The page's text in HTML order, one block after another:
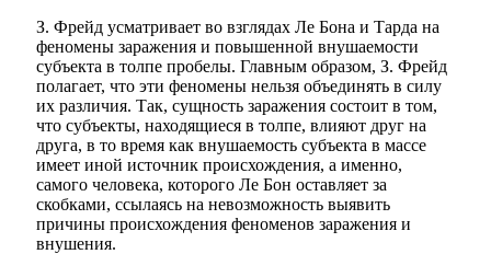
З. Фрейд усматривает во взглядах Ле Бона и Тарда на
феномены заражения и повышенной внушаемости
субъекта в толпе пробелы. Главным образом, З. Фрейд
полагает, что эти феномены нельзя объединять в силу
их различия. Так, сущность заражения состоит в том,
что субъекты, находящиеся в толпе, влияют друг на
друга, в то время как внушаемость субъекта в массе
имеет иной источник происхождения, а именно,
самого человека, которого Ле Бон оставляет за
скобками, ссылаясь на невозможность выявить
причины происхождения феноменов заражения и
внушения.